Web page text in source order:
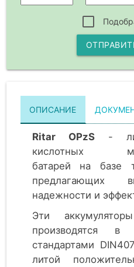
ОПИСАНИЕ
Ritar OPzS-
кислотных
батарей на базе
предлагающих
надежности и
Эти
производятся в
стандартами
литой